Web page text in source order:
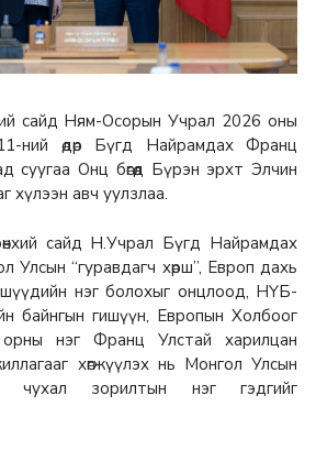
сайд Ням-Осорын Учрал 2026 оны
ний өдөр Бүгд Найрамдах Франц
суугаа Онц бөгөөд Бүрэн эрхт Элчин
хүлээн авч уулзлаа.
сайд Н.Учрал Бүгд Найрамдах
Улсын “гуравдагч хөрш”, Европ дахь
нэг болохыг онцлоод, НҮБ-
байнгын гишүүн, Европын Холбоог
орны нэг Франц Улстай харилцан
хөгжүүлэх нь Монгол Улсын
чухал зорилтын нэг гэдгийг